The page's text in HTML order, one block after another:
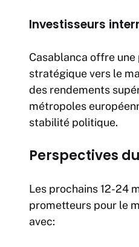
Investisseurs
Casablanca offre une
stratégique vers le
des rendements
métropoles
stabilité politique.
Perspectives
Les prochains 12-24
prometteurs pour le
avec: